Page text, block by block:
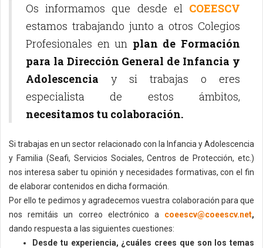
Os informamos que desde el COEESCV
estamos trabajando junto a otros Colegios
Profesionales en un plan de Formación
para la Dirección General de Infancia y
Adolescencia y si trabajas o eres
especialista de estos ámbitos,
necesitamos tu colaboración.
Si trabajas en un sector relacionado con la Infancia y Adolescencia
y Familia (Seafi, Servicios Sociales, Centros de Protección, etc.)
nos interesa saber tu opinión y necesidades formativas, con el fin
de elaborar contenidos en dicha formación.
Por ello te pedimos y agradecemos vuestra colaboración para que
nos remitáis un correo electrónico a coeescv@coeescv.net,
dando respuesta a las siguientes cuestiones:
Desde tu experiencia, ¿cuáles crees que son los temas